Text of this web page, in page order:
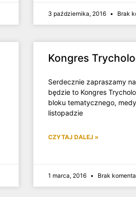
3 października, 2016 Brak
Kongres
Serdecznie zapraszamy
będzie to Kongres
bloku tematycznego,
listopadzie
CZYTAJ DALEJ »
1 marca, 2016 Brak